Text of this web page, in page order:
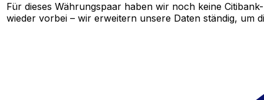
Für dieses Währungspaar haben wir noch keine
wieder vorbei – wir erweitern unsere Daten ständig, um